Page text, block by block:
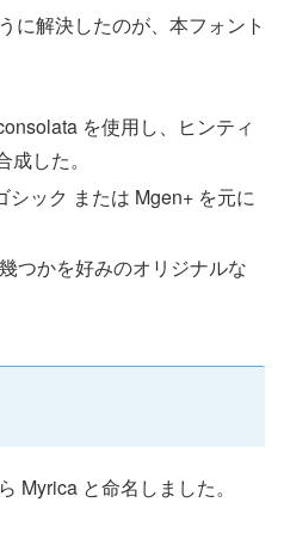
に解決したのが、本フォント
を使用し、ヒンティ
した。
シック または Mgen+ を元に
つかを好みのオリジナルな
Myrica と命名しました。